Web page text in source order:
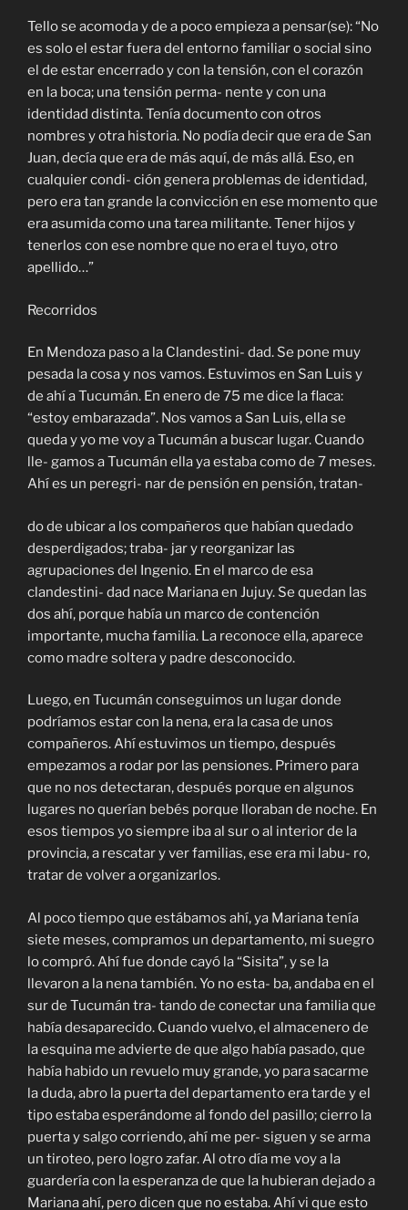
Tello se acomoda y de a poco empieza a pensar(se): “No
es solo el estar fuera del entorno familiar o social sino
el de estar encerrado y con la tensión, con el corazón
en la boca; una tensión perma- nente y con una
identidad distinta. Tenía documento con otros
nombres y otra historia. No podía decir que era de San
Juan, decía que era de más aquí, de más allá. Eso, en
cualquier condi- ción genera problemas de identidad,
pero era tan grande la convicción en ese momento que
era asumida como una tarea militante. Tener hijos y
tenerlos con ese nombre que no era el tuyo, otro
apellido…”
Recorridos
En Mendoza paso a la Clandestini- dad. Se pone muy
pesada la cosa y nos vamos. Estuvimos en San Luis y
de ahí a Tucumán. En enero de 75 me dice la flaca:
“estoy embarazada”. Nos vamos a San Luis, ella se
queda y yo me voy a Tucumán a buscar lugar. Cuando
lle- gamos a Tucumán ella ya estaba como de 7 meses.
Ahí es un peregri- nar de pensión en pensión, tratan-
do de ubicar a los compañeros que habían quedado
desperdigados; traba- jar y reorganizar las
agrupaciones del Ingenio. En el marco de esa
clandestini- dad nace Mariana en Jujuy. Se quedan las
dos ahí, porque había un marco de contención
importante, mucha familia. La reconoce ella, aparece
como madre soltera y padre desconocido.
Luego, en Tucumán conseguimos un lugar donde
podríamos estar con la nena, era la casa de unos
compañeros. Ahí estuvimos un tiempo, después
empezamos a rodar por las pensiones. Primero para
que no nos detectaran, después porque en algunos
lugares no querían bebés porque lloraban de noche. En
esos tiempos yo siempre iba al sur o al interior de la
provincia, a rescatar y ver familias, ese era mi labu- ro,
tratar de volver a organizarlos.
Al poco tiempo que estábamos ahí, ya Mariana tenía
siete meses, compramos un departamento, mi suegro
lo compró. Ahí fue donde cayó la “Sisita”, y se la
llevaron a la nena también. Yo no esta- ba, andaba en el
sur de Tucumán tra- tando de conectar una familia que
había desaparecido. Cuando vuelvo, el almacenero de
la esquina me advierte de que algo había pasado, que
había habido un revuelo muy grande, yo para sacarme
la duda, abro la puerta del departamento era tarde y el
tipo estaba esperándome al fondo del pasillo; cierro la
puerta y salgo corriendo, ahí me per- siguen y se arma
un tiroteo, pero logro zafar. Al otro día me voy a la
guardería con la esperanza de que la hubieran dejado a
Mariana ahí, pero dicen que no estaba. Ahí vi que esto